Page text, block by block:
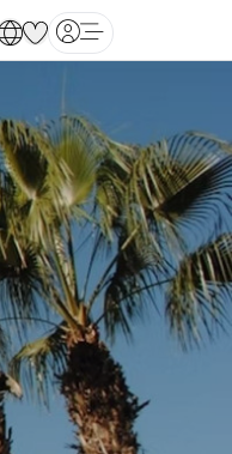
Open main menu